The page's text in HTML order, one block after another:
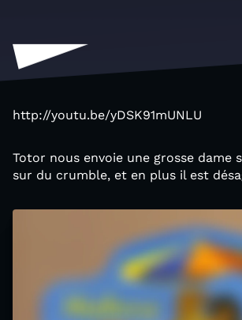
http://youtu.be/yDSK91mUNLU
Totor nous envoie une grosse dame
sur du crumble, et en plus il est